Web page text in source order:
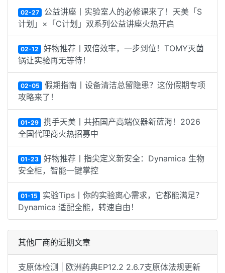
02-27 公益讲座丨实验室人的必修课来了！天美「S
计划」×「C计划」双系列公益讲座火热开启
02-12 好物推荐丨双倍效率，一步到位！TOMY灭菌
锅让实验再无等待！
02-05 假期指南丨设备清洁总留隐患？这份假期专项
攻略来了！
01-29 携手天美丨共拓国产高端仪器新蓝海！2026
全国代理商火热招募中
01-23 好物推荐丨指尖定义新安全：Dynamica 生物
安全柜，智能一键掌控
01-15 实验Tips丨你的实验离心需求，它都能满足？
Dynamica 适配全能，转速自由！
其他厂商的近期文章
支原体检测 | 欧洲药典EP12.2 2.6.7支原体法规更新